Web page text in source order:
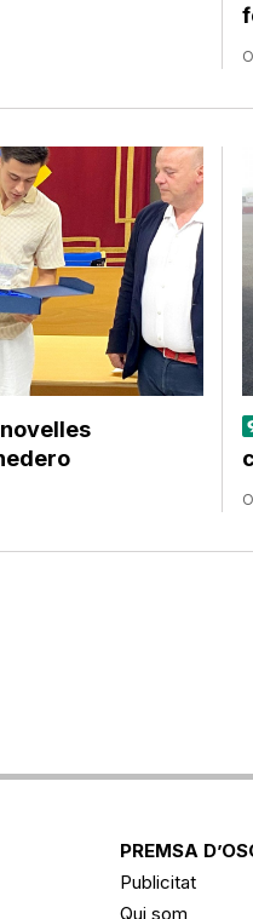
PREMSA
Publicitat
Qui som